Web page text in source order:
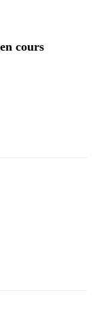
cours